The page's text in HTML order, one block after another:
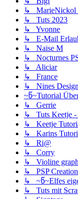
↳ MarieNickol
↳ Tuts 2023
↳ Yvonne
↳ E-Mail
↳ Naise M
↳ Nocturnes
↳ Aliciar
↳ France
↳ Nines Design
~წ~Tutorial
↳ Gerrie
↳ Tuts Keetje -
↳ Keetje
↳ Karins
↳ Ri@
↳ Corry
↳ Violine
↳ PSP
↳ ~წ~Elfes
↳ Tuts mit